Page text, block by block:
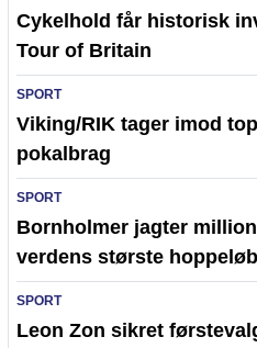
Cykelhold får historisk
Tour of Britain
SPORT
Viking/RIK tager imod
pokalbrag
SPORT
Bornholmer jagter
verdens største hoppeløb
SPORT
Leon Zon sikret